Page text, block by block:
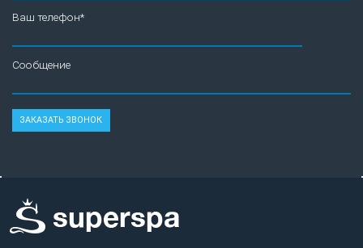
Ваш телефон*
Сообщение